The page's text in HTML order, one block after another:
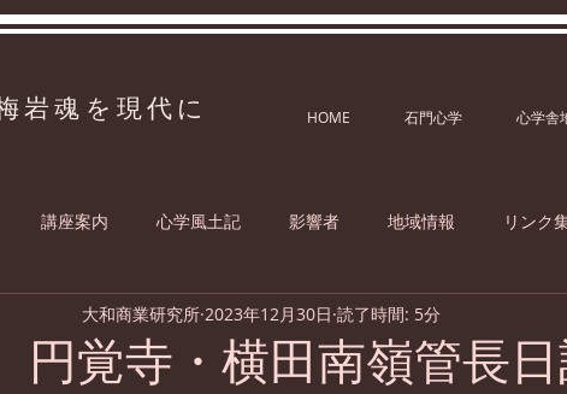
岩魂を現代に HOME 石門心学 心学舎
講座案内 心学風土記 影響者 地域情報 リンク
円覚寺・横田南嶺管長日
大和商業研究所 2023年12月30日 読了時間: 5分